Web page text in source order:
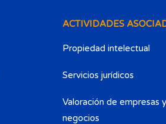
ACTIVIDADES
Propiedad intelectual
Servicios jurídicos
Valoración de empresas y
negocios